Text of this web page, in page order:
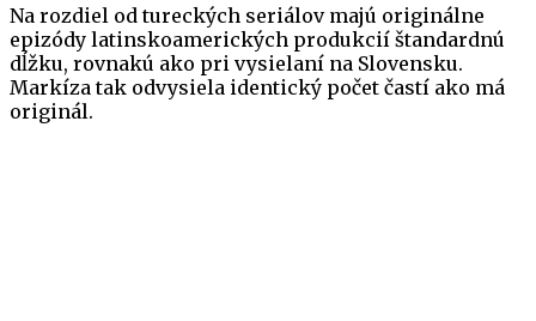
Na rozdiel od tureckých seriálov majú originálne
epizódy latinskoamerických produkcií štandardnú
dĺžku, rovnakú ako pri vysielaní na Slovensku.
Markíza tak odvysiela identický počet častí ako má
originál.